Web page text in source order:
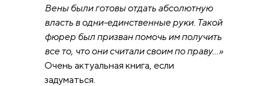
Вены были готовы отдать абсолютную
власть в одни-единственные руки. Такой
фюрер был призван помочь им получить
все то, что они считали своим по праву…»
Очень актуальная книга, если
задуматься.